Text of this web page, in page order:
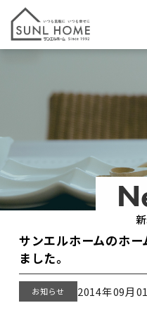
サンエルホームのホ
ました。
お知らせ 2014年09月